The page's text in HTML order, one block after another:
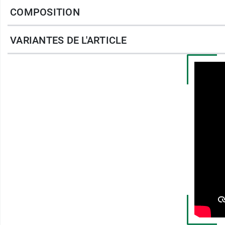
sans perdre de temps. Il est exempt de gaz
pour encore plus de facilité d’utilisation.
Vegan : sans ingrédients d'origine animale
COMPOSITION
VARIANTES DE L'ARTICLE